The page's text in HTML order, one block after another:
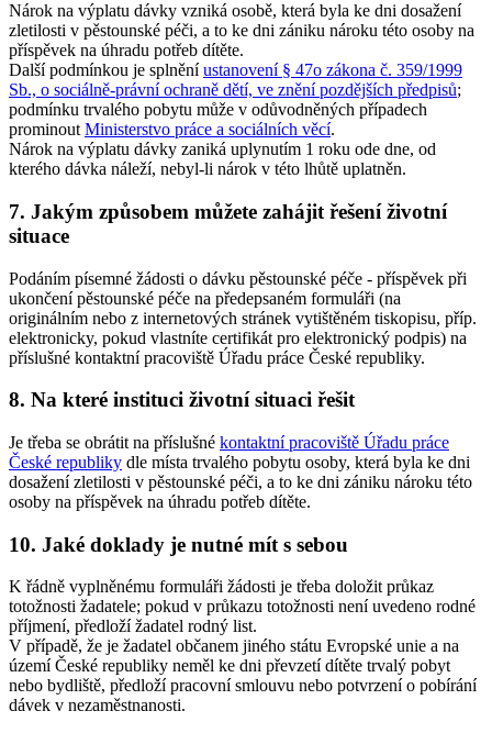
Nárok na výplatu dávky vzniká osobě, která byla ke dni dosažení
zletilosti v pěstounské péči, a to ke dni zániku nároku této osoby na
příspěvek na úhradu potřeb dítěte.
Další podmínkou je splněníustanovení § 47o zákona č. 359/1999
Sb., o sociálně-právní ochraně dětí, ve znění pozdějších předpisů;
podmínku trvalého pobytu může v odůvodněných případech
prominout Ministerstvo práce a sociálních věcí.
Nárok na výplatu dávky zaniká uplynutím 1 roku ode dne, od
kterého dávka náleží, nebyl-li nárok v této lhůtě uplatněn.
7. Jakým způsobem můžete zahájit řešení životní
situace
Podáním písemné žádosti o dávku pěstounské péče - příspěvek při
ukončení pěstounské péče na předepsaném formuláři (na
originálním nebo z internetových stránek vytištěném tiskopisu, příp.
elektronicky, pokud vlastníte certifikát pro elektronický podpis) na
příslušné kontaktní pracoviště Úřadu práce České republiky.
8. Na které instituci životní situaci řešit
Je třeba se obrátit na příslušné kontaktní pracoviště Úřadu práce
České republiky dle místa trvalého pobytu osoby, která byla ke dni
dosažení zletilosti v pěstounské péči, a to ke dni zániku nároku této
osoby na příspěvek na úhradu potřeb dítěte.
10. Jaké doklady je nutné mít s sebou
K řádně vyplněnému formuláři žádosti je třeba doložit průkaz
totožnosti žadatele; pokud v průkazu totožnosti není uvedeno rodné
příjmení, předloží žadatel rodný list.
V případě, že je žadatel občanem jiného státu Evropské unie a na
území České republiky neměl ke dni převzetí dítěte trvalý pobyt
nebo bydliště, předloží pracovní smlouvu nebo potvrzení o pobírání
dávek v nezaměstnanosti.